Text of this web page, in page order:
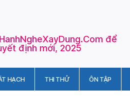
để
định mới, 2025
HẠCH THI THỬ ÔN TẬP